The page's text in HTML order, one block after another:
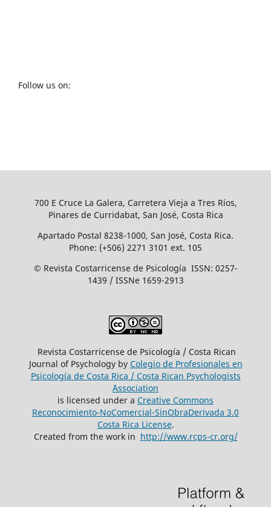
Follow us on:
700 E Cruce La Galera, Carretera Vieja a Tres Ríos,
Pinares de Curridabat, San José, Costa Rica
Apartado Postal 8238-1000, San José, Costa Rica.
Phone: (+506) 2271 3101 ext. 105
© Revista Costarricense de Psicología ISSN: 0257-
1439 / ISSNe 1659-2913
Revista Costarricense de Psicología / Costa Rican
Journal of Psychology by Colegio de Profesionales en
Psicología de Costa Rica / Costa Rican Psychologists
´Association
is licensed under a Creative Commons
Reconocimiento-NoComercial-SinObraDerivada 3.0
Costa Rica License.
Created from the work in http://www.rcps-cr.org/